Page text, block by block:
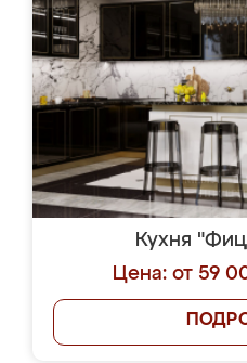
Кухня
Цена: от 59